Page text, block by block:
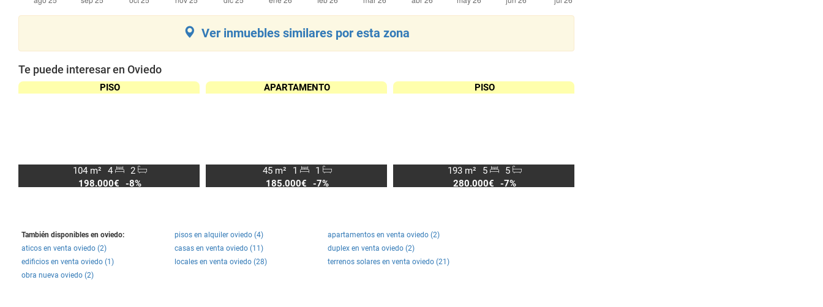
Ver inmuebles similares por esta zona
Te puede interesar en Oviedo
PISO
104 m² 4
2
198.000€
-8%
APARTAMENTO
45 m² 1
1
185.000€
-7%
PISO
193 m² 5
5
280.000€
-7%
También disponibles en oviedo: pisos en alquiler oviedo (4)
apartamentos en venta oviedo (2)
aticos en venta oviedo (2)
casas en venta oviedo (11)
duplex en venta oviedo (2)
edificios en venta oviedo (1)
locales en venta oviedo (28)
terrenos solares en venta oviedo (21)
obra nueva oviedo (2)